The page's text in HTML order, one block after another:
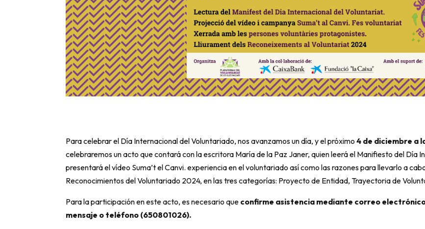
Para celebrar el Día Internacional del Voluntariado, nos avanzamos un día, y el próximo4 de diciembre a
celebraremos un acto que contará con la escritora María de la Paz Janer, quien leerá el Manifiesto del Día
presentará el vídeo Suma’t el Canvi. experiencia en el voluntariado así como las razones para llevarlo a
Reconocimientos del Voluntariado 2024, en las tres categorías: Proyecto de Entidad, Trayectoria de
Para la participación en este acto, es necesario que confirme asistencia mediante correo
mensaje o teléfono (650801026).